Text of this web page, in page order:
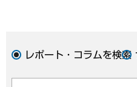
レポート・コラムを検索